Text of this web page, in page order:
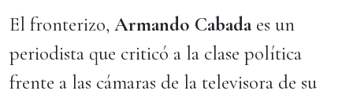
El fronterizo, Armando Cabadaes un
periodista que criticó a la clase política
frente a las cámaras de la televisora de su